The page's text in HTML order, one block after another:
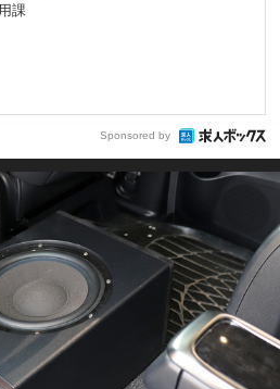
課
Sponsored by